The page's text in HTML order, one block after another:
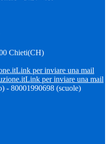
Chieti(CH)
Link per inviare una mail
Link per inviare una mail
- 80001990698 (scuole)